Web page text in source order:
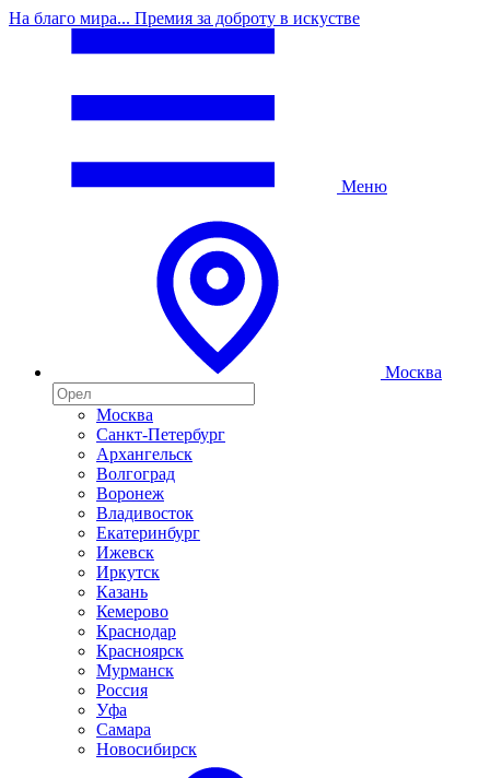
На благо мира... Премия за доброту в искустве
Меню
Москва
Москва
Санкт-Петербург
Архангельск
Волгоград
Воронеж
Владивосток
Екатеринбург
Ижевск
Иркутск
Казань
Кемерово
Краснодар
Красноярск
Мурманск
Россия
Уфа
Самара
Новосибирск